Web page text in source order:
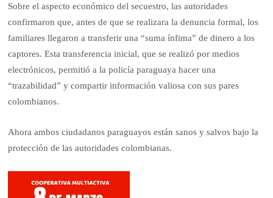
Sobre el aspecto económico del secuestro, las autoridades
confirmaron que, antes de que se realizara la denuncia formal, los
familiares llegaron a transferir una “suma ínfima” de dinero a los
captores. Esta transferencia inicial, que se realizó por medios
electrónicos, permitió a la policía paraguaya hacer una
“trazabilidad” y compartir información valiosa con sus pares
colombianos.
Ahora ambos ciudadanos paraguayos están sanos y salvos bajo la
protección de las autoridades colombianas.